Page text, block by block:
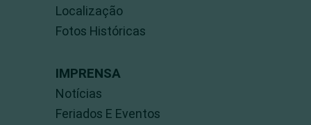
Localização
Fotos Históricas
IMPRENSA
Notícias
Feriados E Eventos